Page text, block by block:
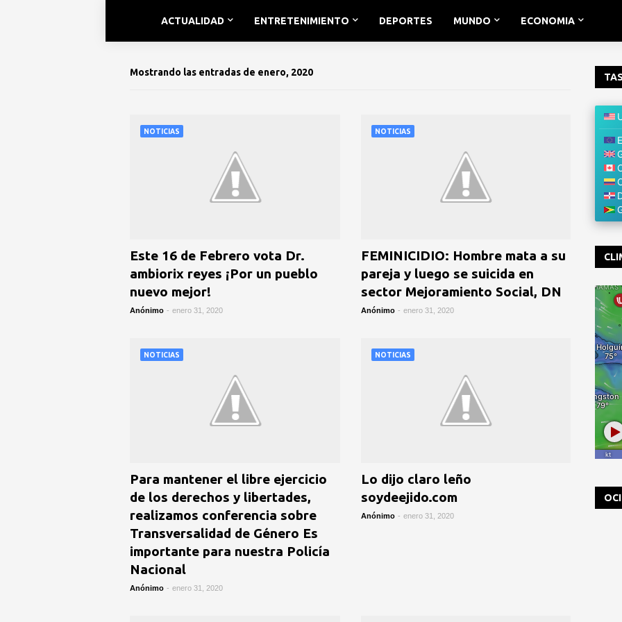
ACTUALIDAD ENTRETENIMIENTO DEPORTES MUNDO ECONOMIA
Mostrando las entradas de enero, 2020
NOTICIAS
Este 16 de Febrero vota Dr.
ambiorix reyes ¡Por un pueblo
nuevo mejor!
Anónimo - enero 31, 2020
NOTICIAS
FEMINICIDIO: Hombre mata a su
pareja y luego se suicida en
sector Mejoramiento Social, DN
Anónimo - enero 31, 2020
NOTICIAS
Para mantener el libre ejercicio
de los derechos y libertades,
realizamos conferencia sobre
Transversalidad de Género Es
importante para nuestra Policía
Nacional
Anónimo - enero 31, 2020
NOTICIAS
Lo dijo claro leño
soydeejido.com
Anónimo - enero 31, 2020